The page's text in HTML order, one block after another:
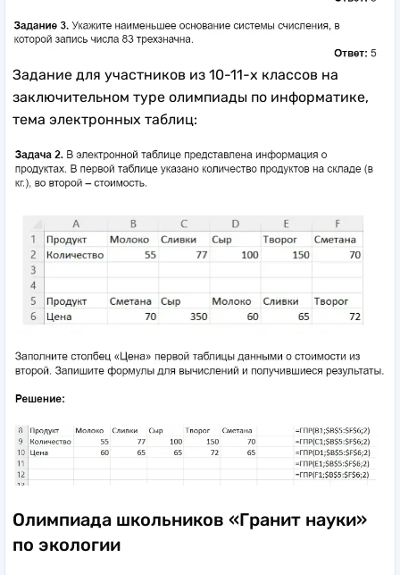
Задание для участников из 10-11-х классов на
заключительном туре олимпиады по информатике,
тема электронных таблиц:
Олимпиада школьников «Гранит науки»
по экологии